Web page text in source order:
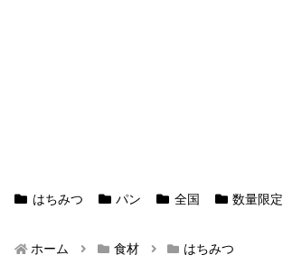
はちみつ パン 全国 数量限定
ホーム 食材 はちみつ